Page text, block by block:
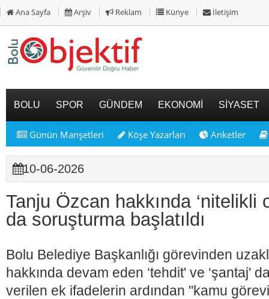
Ana Sayfa Arşiv Reklam Künye İletişim
BOLU SPOR GÜNDEM EKONOMİ SİYASET
Günün Manşetleri Köşe Yazarları Anketler
10-06-2026
Tanju Özcan hakkında ‘nitelikli
da soruşturma başlatıldı
Bolu Belediye Başkanlığı görevinden
hakkında devam eden ‘tehdit' ve ‘şantaj'
verilen ek ifadelerin ardından "kamu